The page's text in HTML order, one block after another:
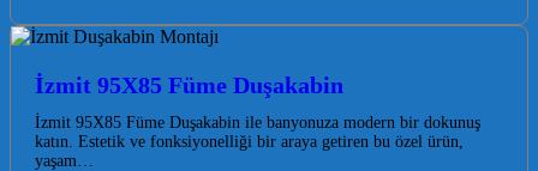
İzmit 95X85 Füme Duşakabin
İzmit 95X85 Füme Duşakabin ile banyonuza modern bir dokunuş
katın. Estetik ve fonksiyonelliği bir araya getiren bu özel ürün,
yaşam…